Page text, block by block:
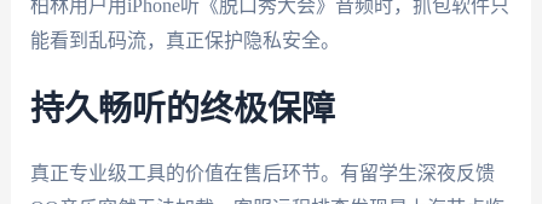
柏林用户用iPhone听《脱口秀大会》音频时，抓包软件只
能看到乱码流，真正保护隐私安全。
持久畅听的终极保障
真正专业级工具的价值在售后环节。有留学生深夜反馈